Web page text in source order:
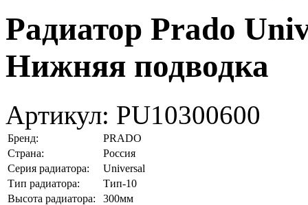
Радиатор Prado
Нижняя подводка
Артикул: PU10300600
Бренд:
PRADO
Страна:
Россия
Серия радиатора:
Universal
Тип радиатора:
Тип-10
Высота радиатора:
300мм